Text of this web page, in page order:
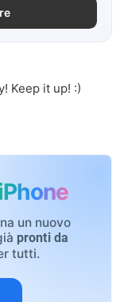
Keep it up! :)
un nuovo
pronti da
tutti.